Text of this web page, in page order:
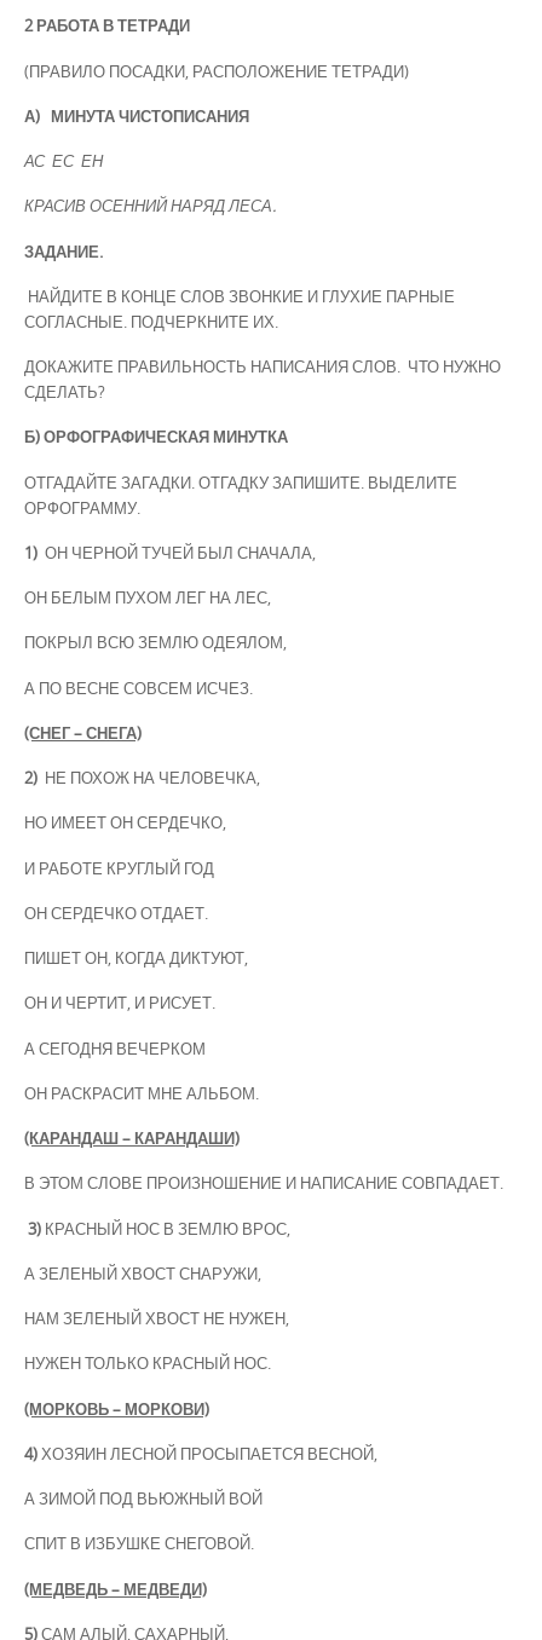
2 РАБОТА В ТЕТРАДИ
(ПРАВИЛО ПОСАДКИ, РАСПОЛОЖЕНИЕ ТЕТРАДИ)
А) МИНУТА ЧИСТОПИСАНИЯ
АС ЕС ЕН
КРАСИВ ОСЕННИЙ НАРЯД ЛЕСА.
ЗАДАНИЕ.
НАЙДИТЕ В КОНЦЕ СЛОВ ЗВОНКИЕ И ГЛУХИЕ ПАРНЫЕ
СОГЛАСНЫЕ. ПОДЧЕРКНИТЕ ИХ.
ДОКАЖИТЕ ПРАВИЛЬНОСТЬ НАПИСАНИЯ СЛОВ. ЧТО НУЖНО
СДЕЛАТЬ?
Б)ОРФОГРАФИЧЕСКАЯ МИНУТКА
ОТГАДАЙТЕ ЗАГАДКИ. ОТГАДКУ ЗАПИШИТЕ. ВЫДЕЛИТЕ
ОРФОГРАММУ.
1) ОН ЧЕРНОЙ ТУЧЕЙ БЫЛ СНАЧАЛА,
ОН БЕЛЫМ ПУХОМ ЛЕГ НА ЛЕС,
ПОКРЫЛ ВСЮ ЗЕМЛЮ ОДЕЯЛОМ,
А ПО ВЕСНЕ СОВСЕМ ИСЧЕЗ.
(СНЕГ – СНЕГА)
2) НЕ ПОХОЖ НА ЧЕЛОВЕЧКА,
НО ИМЕЕТ ОН СЕРДЕЧКО,
И РАБОТЕ КРУГЛЫЙ ГОД
ОН СЕРДЕЧКО ОТДАЕТ.
ПИШЕТ ОН, КОГДА ДИКТУЮТ,
ОН И ЧЕРТИТ, И РИСУЕТ.
А СЕГОДНЯ ВЕЧЕРКОМ
ОН РАСКРАСИТ МНЕ АЛЬБОМ.
(КАРАНДАШ – КАРАНДАШИ)
В ЭТОМ СЛОВЕ ПРОИЗНОШЕНИЕ И НАПИСАНИЕ СОВПАДАЕТ.
3) КРАСНЫЙ НОС В ЗЕМЛЮ ВРОС,
А ЗЕЛЕНЫЙ ХВОСТ СНАРУЖИ,
НАМ ЗЕЛЕНЫЙ ХВОСТ НЕ НУЖЕН,
НУЖЕН ТОЛЬКО КРАСНЫЙ НОС.
(МОРКОВЬ – МОРКОВИ)
4)ХОЗЯИН ЛЕСНОЙ ПРОСЫПАЕТСЯ ВЕСНОЙ,
А ЗИМОЙ ПОД ВЬЮЖНЫЙ ВОЙ
СПИТ В ИЗБУШКЕ СНЕГОВОЙ.
(МЕДВЕДЬ – МЕДВЕДИ)
5)САМ АЛЫЙ, САХАРНЫЙ,